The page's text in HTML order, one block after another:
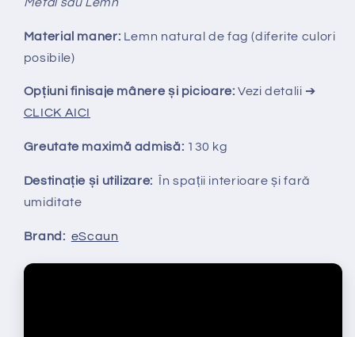
Material maner: Lemn natural de fag (diferite culori
posibile)
Opțiuni finisaje mânere și picioare:Vezi detalii ➔
CLICK AICI
Greutate maximă admisă: 130 kg
Destinație și utilizare: În spații interioare și fară
umiditate
Brand: eScaun